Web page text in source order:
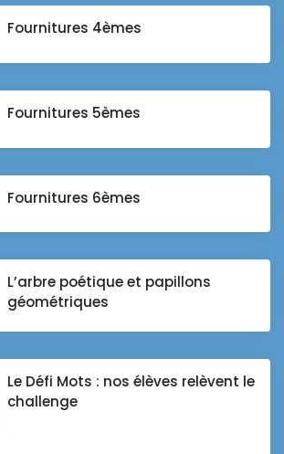
Fournitures 4èmes
Fournitures 5èmes
Fournitures 6èmes
L’arbre poétique et papillons
géométriques
Le Défi Mots : nos élèves relèvent le
challenge